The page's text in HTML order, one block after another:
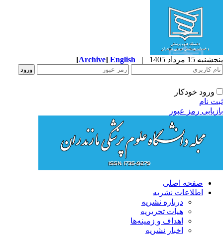
15 مرداد 1405 |
English
[Archive]
ورود خودکار
نام
رمز عبور
صفحه اصلی
اطلاعات نشریه
درباره نشریه
هیات تحریریه
اهداف و زمینه‌ها
اخبار نشریه